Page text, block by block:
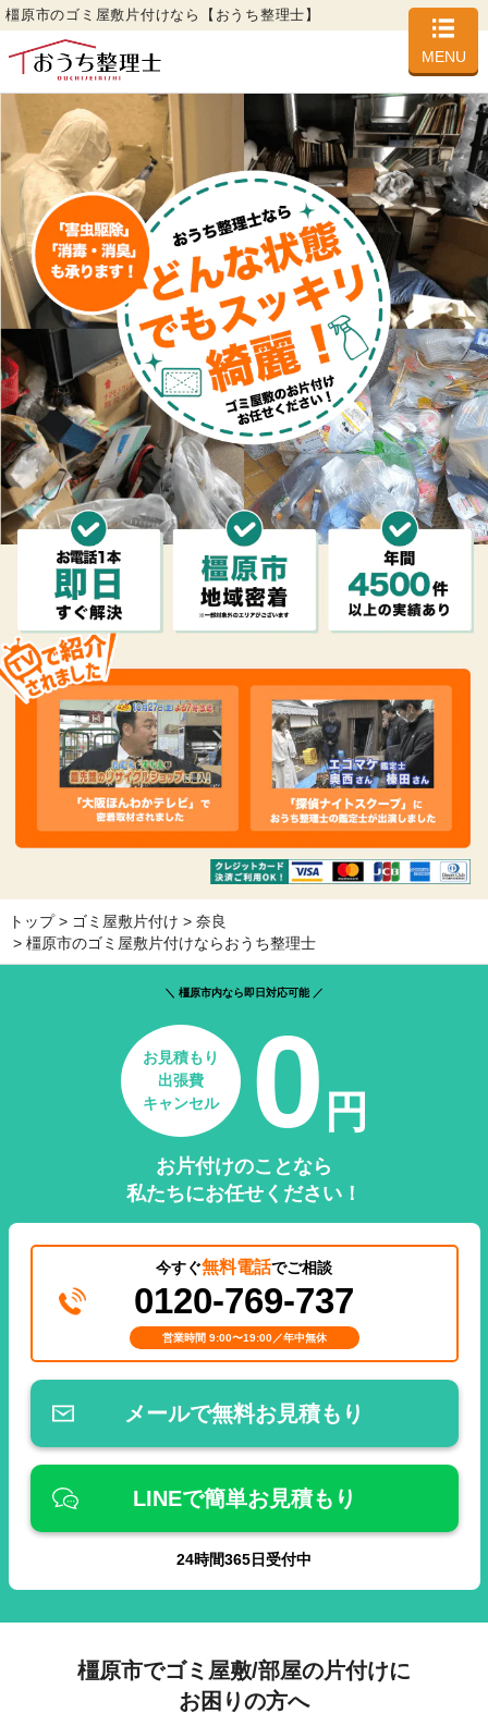
橿原市のゴミ屋敷片付けなら【おうち整理士】
MENU
トップ ゴミ屋敷片付け
奈良
橿原市のゴミ屋敷片付けならおうち整理士
＼ 橿原市内なら即日対応可能 ／
お見積もり
出張費
キャンセル
0 円
お片付けのことなら
私たちにお任せください！
今すぐ無料電話でご相談
0120-769-737
営業時間 9:00〜19:00／年中無休
メールで無料お見積もり
LINEで簡単お見積もり
24時間365日受付中
橿原市でゴミ屋敷/部屋の片付けに
お困りの方へ